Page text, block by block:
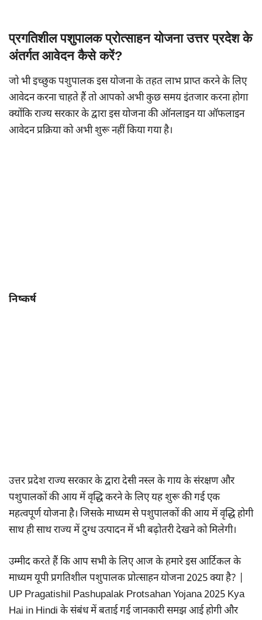
प्रगतिशील पशुपालक प्रोत्साहन योजना उत्तर प्रदेश के
अंतर्गत आवेदन कैसे करें?
जो भी इच्छुक पशुपालक इस योजना के तहत लाभ प्राप्त करने के लिए
आवेदन करना चाहते हैं तो आपको अभी कुछ समय इंतजार करना होगा
क्योंकि राज्य सरकार के द्वारा इस योजना की ऑनलाइन या ऑफलाइन
आवेदन प्रक्रिया को अभी शुरू नहीं किया गया है।
निष्कर्ष
उत्तर प्रदेश राज्य सरकार के द्वारा देसी नस्ल के गाय के संरक्षण और
पशुपालकों की आय में वृद्धि करने के लिए यह शुरू की गई एक
महत्वपूर्ण योजना है। जिसके माध्यम से पशुपालकों की आय में वृद्धि होगी
साथ ही साथ राज्य में दुग्ध उत्पादन में भी बढ़ोतरी देखने को मिलेगी।
उम्मीद करते हैं कि आप सभी के लिए आज के हमारे इस आर्टिकल के
माध्यम यूपी प्रगतिशील पशुपालक प्रोत्साहन योजना 2025 क्या है? |
UP Pragatishil Pashupalak Protsahan Yojana 2025 Kya
Hai in Hindi के संबंध में बताई गई जानकारी समझ आई होगी और